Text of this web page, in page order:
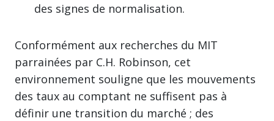
des signes de normalisation.
Conformément aux recherches du MIT
parrainées par C.H. Robinson, cet
environnement souligne que les mouvements
des taux au comptant ne suffisent pas à
définir une transition du marché ; des